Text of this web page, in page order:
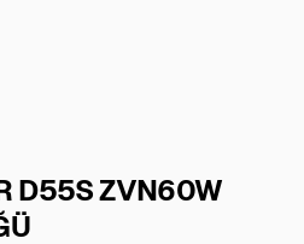
D55S ZVN60W